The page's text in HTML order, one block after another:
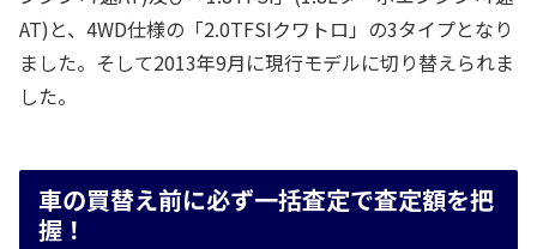
AT)と、4WD仕様の「2.0TFSIクワトロ」の3タイプとなり
ました。そして2013年9月に現行モデルに切り替えられま
した。
車の買替え前に必ず一括査定で査定額を把
握！